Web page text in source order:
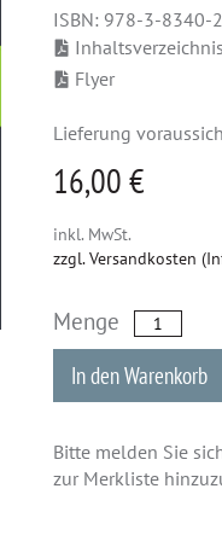
ISBN: 978-3-8340-
Inhaltsverzeichnis
Flyer
Lieferung
16,00 €
inkl. MwSt.
zzgl. Versandkosten
Menge
In den Warenkorb
Bitte melden Sie
zur Merkliste